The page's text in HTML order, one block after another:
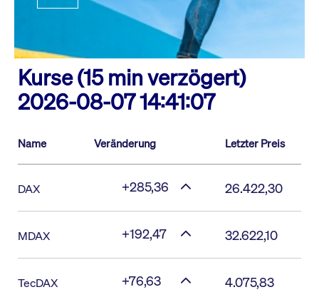
Kurse (15 min verzögert)
2026-08-07 14:41:07
Name Veränderung Letzter Preis
DAX +285,36 26.422,30
MDAX +192,47 32.622,10
TecDAX +76,63 4.075,83